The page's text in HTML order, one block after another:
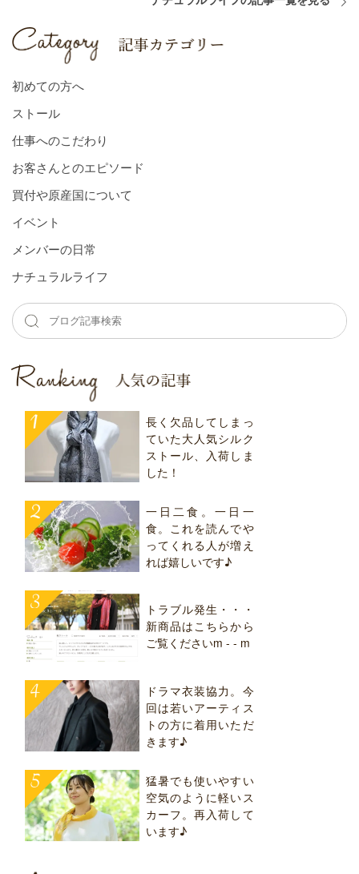
初めての方へ
ストール
仕事へのこだわり
お客さんとのエピソード
買付や原産国について
イベント
メンバーの⽇常
ナチュラルライフ
長く欠品してしまっ
ていた大人気シルク
ストール、入荷しま
した！
一日二食。一日一
食。これを読んでや
ってくれる人が増え
れば嬉しいです♪
トラブル発生・・・
新商品はこちらから
ご覧くださいm - - m
ドラマ衣装協力。今
回は若いアーティス
トの方に着用いただ
きます♪
猛暑でも使いやすい
空気のように軽いス
カーフ。再入荷して
います♪